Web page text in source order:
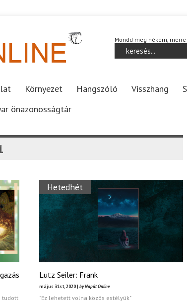
Mondd meg nékem,
Környezet Hangszóló Visszhang
önazonosságtár
tudott
Hetedhét
Lutz Seiler: Frank
május 31st, 2020 | by Napút Online
"Ez lehetett volna közös estélyük"